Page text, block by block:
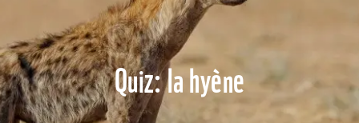
Quiz: la hyène